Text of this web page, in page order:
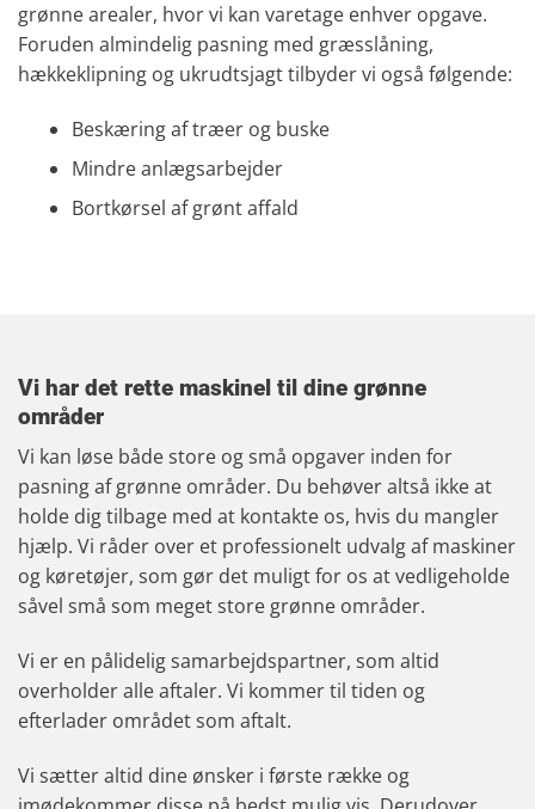
grønne arealer, hvor vi kan varetage enhver opgave.
Foruden almindelig pasning med græsslåning,
hækkeklipning og ukrudtsjagt tilbyder vi også følgende:
Beskæring af træer og buske
Mindre anlægsarbejder
Bortkørsel af grønt affald
Vi har det rette maskinel til dine grønne
områder
​Vi kan løse både store og små opgaver inden for
pasning af grønne områder. Du behøver altså ikke at
holde dig tilbage med at kontakte os, hvis du mangler
hjælp. Vi råder over et professionelt udvalg af maskiner
og køretøjer, som gør det muligt for os at vedligeholde
såvel små som meget store grønne områder.
Vi er en pålidelig samarbejdspartner, som altid
overholder alle aftaler. Vi kommer til tiden og
efterlader området som aftalt.
Vi sætter altid dine ønsker i første række og